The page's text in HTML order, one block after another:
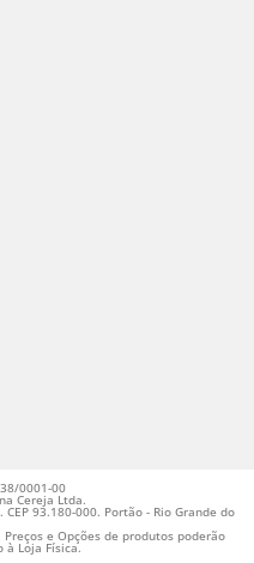
0001-00
Cereja Ltda.
93.180-000. Portão - Rio Grande do
e Opções de produtos poderão
à Loja Física.